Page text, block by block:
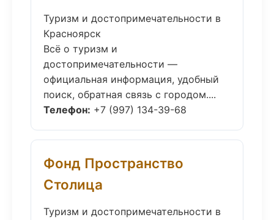
Туризм и достопримечательности в
Красноярск
Всё о туризм и
достопримечательности —
официальная информация, удобный
поиск, обратная связь с городом....
Телефон: +7 (997) 134-39-68
Фонд Пространство
Столица
Туризм и достопримечательности в